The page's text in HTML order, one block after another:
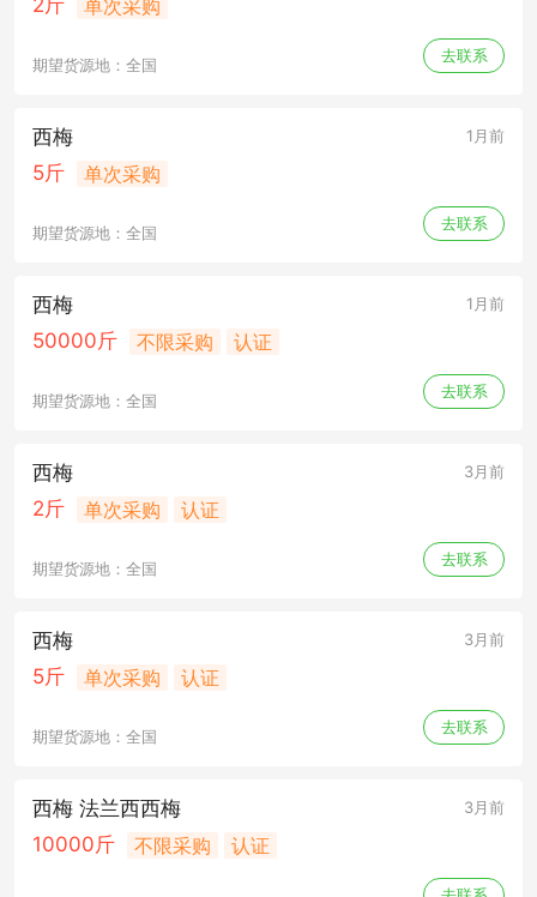
2斤 单次采购
期望货源地：全国
去联系
西梅 1月前
5斤 单次采购
期望货源地：全国
去联系
西梅 1月前
50000斤 不限采购 认证
期望货源地：全国
去联系
西梅 3月前
2斤 单次采购 认证
期望货源地：全国
去联系
西梅 3月前
5斤 单次采购 认证
期望货源地：全国
去联系
西梅 法兰西西梅 3月前
10000斤 不限采购 认证